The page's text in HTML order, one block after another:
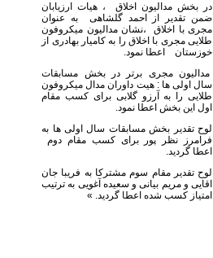
در بخش مدالیون اخلاق ، هیات ارزیابان
ضمن تقدیر از احمد گلشاهی به عنوان
مجری با اخلاق ،نشان مدالیون میکروفون
طلایی مجری با اخلاق را به کامیار بهادری از
خوزستان اعطا نمود.
مدالیون مجری برتر در بخش مسابقات
سال اولی ها : هیت داوران مدال میکروفون
طلایی را به آرزو گلابی برای کسب مقام
اول این بخش اعطا نمود.
لوح تقدیر بخش مسابقات سال اولی ها به
فرامرز نظر پور برای کسب مقام دوم
اعطا گردید.
لوح تقدیر مقام سوم مشترکا به فریبا جان
اقایی و مریم بیانی و سعیده آغویی به ترتیب
امتیاز کسب شده اعطا گردید. »